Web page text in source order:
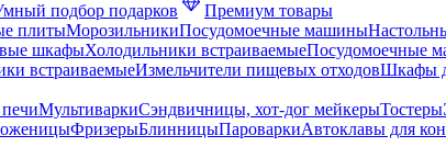
подбор подарков
Премиум товары
плитыМорозильникиПосудомоечные машины
шкафыХолодильники встраиваемыеПосудомоечные
встраиваемыеИзмельчители пищевых отходовШкафы
МультиваркиСэндвичницы, хот-дог мейкерыТостеры
ФризерыБлинницыПароваркиАвтоклавы для